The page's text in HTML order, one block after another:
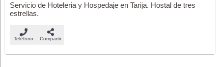
Servicio de Hoteleria y Hospedaje en Tarija. Hostal de tres
estrellas.
Teléfono Compartir